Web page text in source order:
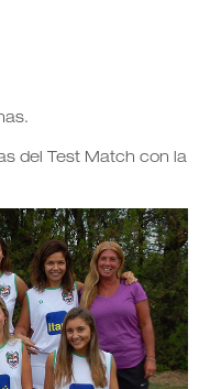
del Test Match con la